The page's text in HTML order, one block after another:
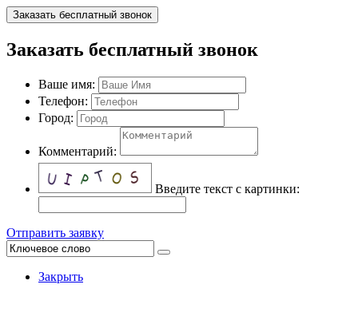
Заказать бесплатный звонок
Заказать бесплатный звонок
Ваше имя:
Телефон:
Город:
Комментарий:
Введите текст с картинки:
Отправить заявку
Закрыть